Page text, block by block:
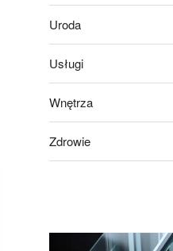
Uroda
Usługi
Wnętrza
Zdrowie